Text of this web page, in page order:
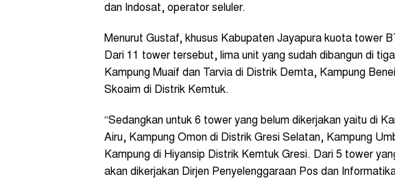
dan Indosat, operator seluler.
Menurut Gustaf, khusus Kabupaten Jayapura kuota tower
Dari 11 tower tersebut, lima unit yang sudah dibangun di
Kampung Muaif dan Tarvia di Distrik Demta, Kampung
Skoaim di Distrik Kemtuk.
“Sedangkan untuk 6 tower yang belum dikerjakan yaitu di
Airu, Kampung Omon di Distrik Gresi Selatan, Kampung
Kampung di Hiyansip Distrik Kemtuk Gresi. Dari 5 tower
akan dikerjakan Dirjen Penyelenggaraan Pos dan